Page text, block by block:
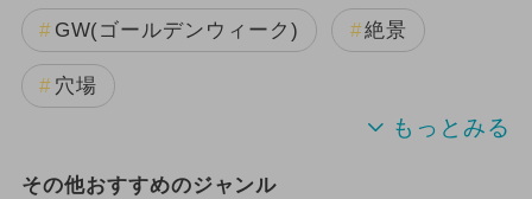
GW(ゴールデンウィーク) 絶景
穴場
夏休み（穴場）
その他おすすめのジャンル